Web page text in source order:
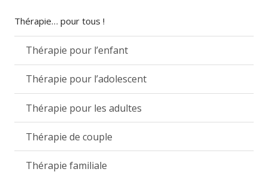
Thérapie… pour tous !
Thérapie pour l’enfant
Thérapie pour l’adolescent
Thérapie pour les adultes
Thérapie de couple
Thérapie familiale